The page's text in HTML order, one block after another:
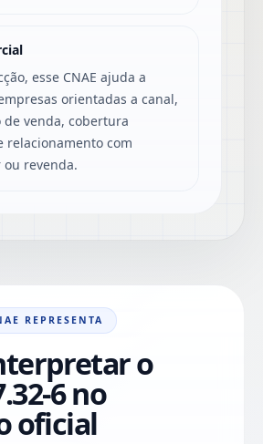
esse CNAE ajuda a
orientadas a canal,
venda, cobertura
relacionamento com
revenda.
REPRESENTA
o
6 no
oficial